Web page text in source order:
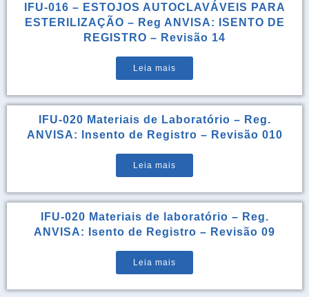
IFU-016 – ESTOJOS AUTOCLAVÁVEIS PARA
ESTERILIZAÇÃO – Reg ANVISA: ISENTO DE
REGISTRO – Revisão 14
Leia mais
IFU-020 Materiais de Laboratório – Reg.
ANVISA: Insento de Registro – Revisão 010
Leia mais
IFU-020 Materiais de laboratório – Reg.
ANVISA: Isento de Registro – Revisão 09
Leia mais